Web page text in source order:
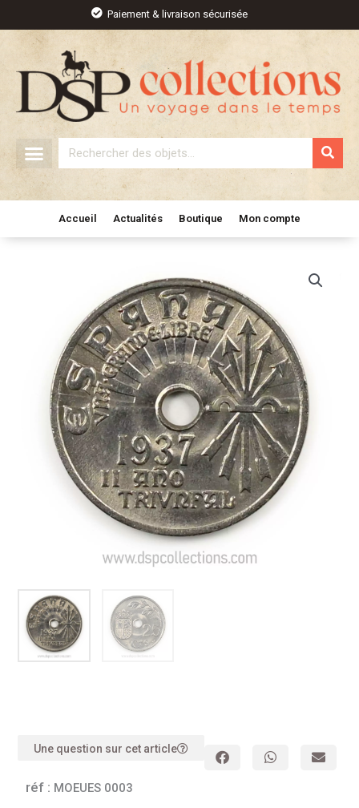
contenu
Paiement & livraison sécurisée
Rechercher
Accueil Actualités Boutique Mon compte
Une question sur cet article
réf : MOEUES 0003